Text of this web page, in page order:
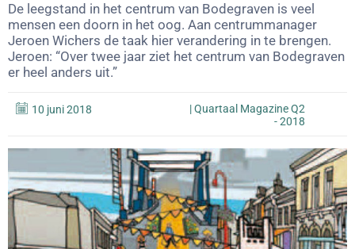
De leegstand in het centrum van Bodegraven is veel
mensen een doorn in het oog. Aan centrummanager
Jeroen Wichers de taak hier verandering in te brengen.
Jeroen: “Over twee jaar ziet het centrum van Bodegraven
er heel anders uit.”
10 juni 2018 |Quartaal Magazine Q2
- 2018